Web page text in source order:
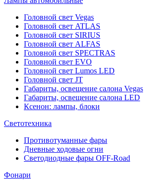
Головной свет Vegas
Головной свет ATLAS
Головной свет SIRIUS
Головной свет ALFAS
Головной свет SPECTRAS
Головной свет EVO
Головной свет Lumos LED
Головной свет JT
Габариты, освещение салона Vegas
Габариты, освещение салона LED
Ксенон: лампы, блоки
Светотехника
Противотуманные фары
Дневные ходовые огни
Светодиодные фары OFF-Road
Фонари